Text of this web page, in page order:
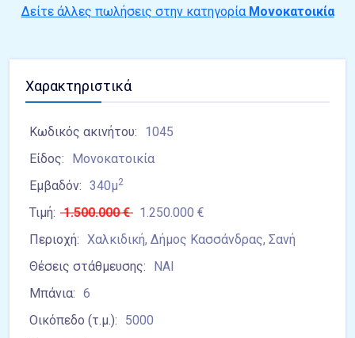
Δείτε άλλες πωλήσεις στην κατηγορία Μονοκατοικία
Χαρακτηριστικά
Κωδικός ακινήτου:
1045
Είδος:
Μονοκατοικία
Εμβαδόν: 340μ2
Τιμή: 1.500.000 €
1.250.000 €
Περιοχή: Χαλκιδική, Δήμος Κασσάνδρας, Σανή
Θέσεις στάθμευσης:
ΝΑΙ
Μπάνια: 6
Οικόπεδο (τ.μ.):
5000